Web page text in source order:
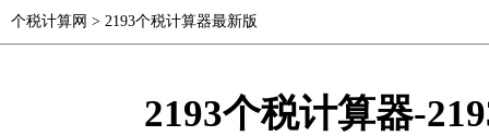
个税计算网 > 2193个税计算器最新版
2193个税计算器-